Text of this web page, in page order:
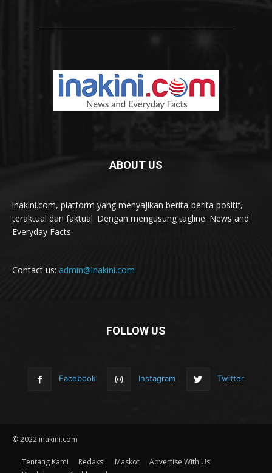
ABOUT US
inakini.com, platform yang menyajikan berita-berita positif,
teraktual dan faktual. Dengan mengusung tagline: News and
Everyday Facts.
Contact us: admin@inakini.com
FOLLOW US
Facebook Instagram Twitter
© 2022 inakini.com
Tentang Kami Redaksi Maskot
Advertise With Us